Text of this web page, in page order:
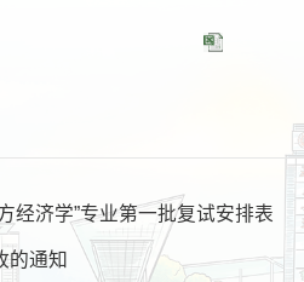
经济学”专业第一批复试安排表
的通知